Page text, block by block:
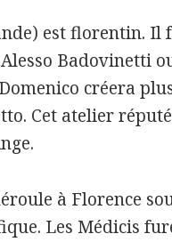
est florentin. Il
Badovinetti
créera
Cet atelier réputé
à Florence
Les Médicis